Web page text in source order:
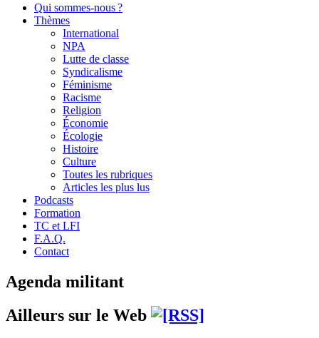
Qui sommes-nous ?
Thèmes
International
NPA
Lutte de classe
Syndicalisme
Féminisme
Racisme
Religion
Économie
Écologie
Histoire
Culture
Toutes les rubriques
Articles les plus lus
Podcasts
Formation
TC et LFI
F.A.Q.
Contact
Agenda militant
Ailleurs sur le Web